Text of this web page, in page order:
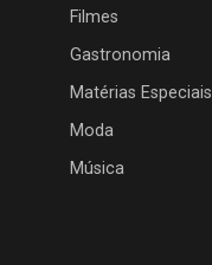
Filmes
Gastronomia
Matérias Especiais
Moda
Música